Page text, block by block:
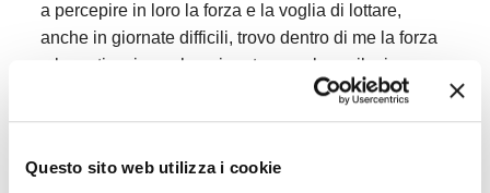
Questo sito web utilizza i cookie
a percepire in loro la forza e la voglia di lottare,
anche in giornate difficili, trovo dentro di me la forza
e la motivazione che mi porta a svolgere il mio
Un sorriso in questo reparto
vale moltissimo.
La Dott.ssa Sara Rossi conduce il progetto